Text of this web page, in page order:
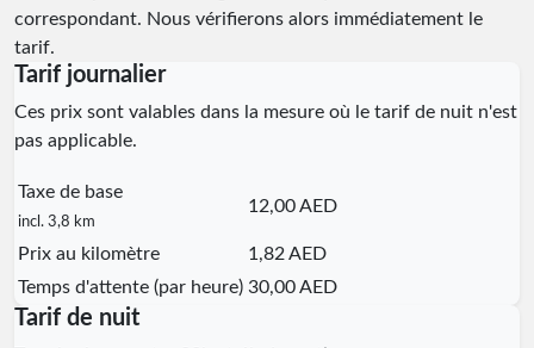
correspondant. Nous vérifierons alors immédiatement le
tarif.
Tarif journalier
Ces prix sont valables dans la mesure où le tarif de nuit n'est
pas applicable.
Taxe de base
incl. 3,8 km
12,00 AED
Prix au kilomètre
1,82 AED
Temps d'attente (par heure) 30,00 AED
Tarif de nuit